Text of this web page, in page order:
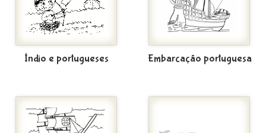
Índio e portugueses Embarcação portuguesa